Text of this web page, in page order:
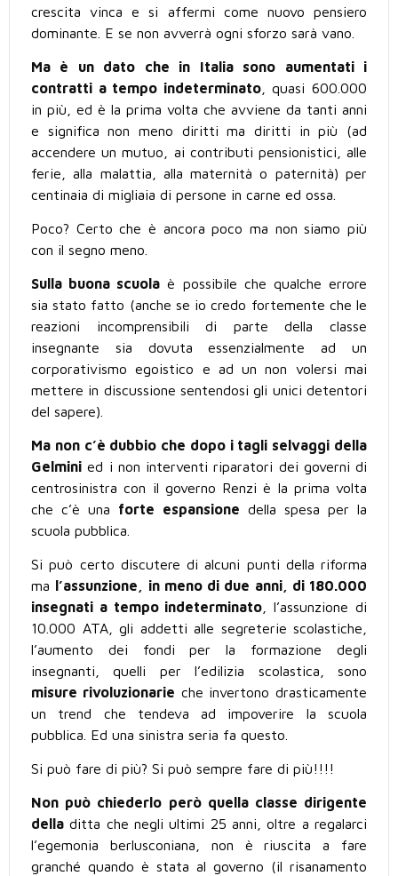
crescita vinca e si affermi come nuovo pensiero
dominante. E se non avverrà ogni sforzo sarà vano.
Ma è un dato che in Italia sono aumentati i
contratti a tempo indeterminato, quasi 600.000
in più, ed è la prima volta che avviene da tanti anni
e significa non meno diritti ma diritti in più (ad
accendere un mutuo, ai contributi pensionistici, alle
ferie, alla malattia, alla maternità o paternità) per
centinaia di migliaia di persone in carne ed ossa.
Poco? Certo che è ancora poco ma non siamo più
con il segno meno.
Sulla buona scuola è possibile che qualche errore
sia stato fatto (anche se io credo fortemente che le
reazioni incomprensibili di parte della classe
insegnante sia dovuta essenzialmente ad un
corporativismo egoistico e ad un non volersi mai
mettere in discussione sentendosi gli unici detentori
del sapere).
Ma non c’è dubbio che dopo i tagli selvaggi della
Gelmini ed i non interventi riparatori dei governi di
centrosinistra con il governo Renzi è la prima volta
che c’è una forte espansione della spesa per la
scuola pubblica.
Si può certo discutere di alcuni punti della riforma
ma
l’assunzione, in meno di due anni, di 180.000
insegnati a tempo indeterminato , l’assunzione di
10.000 ATA, gli addetti alle segreterie scolastiche,
l’aumento dei fondi per la formazione degli
insegnanti, quelli per l’edilizia scolastica, sono
misure rivoluzionarie che invertono drasticamente
un trend che tendeva ad impoverire la scuola
pubblica. Ed una sinistra seria fa questo.
Si può fare di più? Si può sempre fare di più!!!!
Non può chiederlo però quella classe dirigente
della ditta che negli ultimi 25 anni, oltre a regalarci
l’egemonia berlusconiana, non è riuscita a fare
granché quando è stata al governo (il risanamento